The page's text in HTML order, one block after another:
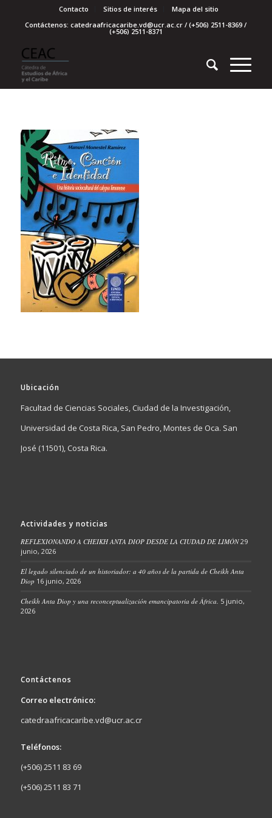
Contacto Sitios de interés
Mapa del sitio
Contáctenos: catedraafricacaribe.vd@ucr.ac.cr / (+506) 2511-8369 /
(+506) 2511-8371
Ubicación
Facultad de Ciencias Sociales, Ciudad de la Investigación,
Universidad de Costa Rica, San Pedro, Montes de Oca. San
José (11501), Costa Rica.
Actividades y noticias
REFLEXIONANDO A CHEIKH ANTA DIOP DESDE LA CIUDAD DE LIMÓN 29
junio, 2026
El legado silenciado de un historiador: a 40 años de la partida de Cheikh Anta
Diop 16 junio, 2026
Cheikh Anta Diop y una reconceptualización emancipatoria de África. 5 junio,
2026
Contáctenos
Correo electrónico:
catedraafricacaribe.vd@ucr.ac.cr
Teléfonos:
(+506) 2511 83 69
(+506) 2511 83 71